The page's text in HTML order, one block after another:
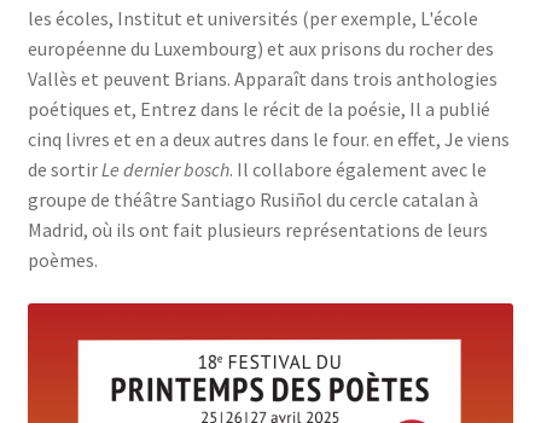
les écoles, Institut et universités (per exemple, L'école
européenne du Luxembourg) et aux prisons du rocher des
Vallès et peuvent Brians. Apparaît dans trois anthologies
poétiques et, Entrez dans le récit de la poésie, Il a publié
cinq livres et en a deux autres dans le four. en effet, Je viens
de sortir Le dernier bosch. Il collabore également avec le
groupe de théâtre Santiago Rusiñol du cercle catalan à
Madrid, où ils ont fait plusieurs représentations de leurs
poèmes.